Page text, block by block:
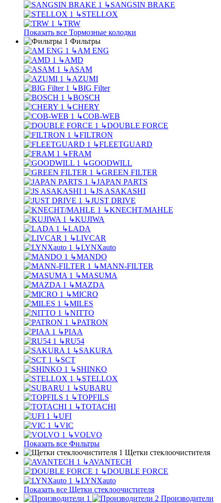
↳SANGSIN BRAKE
↳STELLOX
↳TRW
Показать все Тормозные колодки
Фильтры
↳AM ENG
↳AMD
↳ASAM
↳AZUMI
↳BIG Filter
↳BOSCH
↳CHERY
↳COB-WEB
↳DOUBLE FORCE
↳FILTRON
↳FLEETGUARD
↳FRAM
↳GOODWILL
↳GREEN FILTER
↳JAPAN PARTS
↳JS ASAKASHI
↳JUST DRIVE
↳KNECHT/MAHLE
↳KUJIWA
↳LADA
↳LIVCAR
↳LYNXauto
↳MANDO
↳MANN-FILTER
↳MASUMA
↳MAZDA
↳MICRO
↳MILES
↳NITTO
↳PATRON
↳PIAA
↳RU54
↳SAKURA
↳SCT
↳SHINKO
↳STELLOX
↳SUBARU
↳TOPFILS
↳TOTACHI
↳UFI
↳VIC
↳VOLVO
Показать все Фильтры
Щетки стеклоочистителя
↳AVANTECH
↳DOUBLE FORCE
↳LYNXauto
Показать все Щетки стеклоочистителя
Производители